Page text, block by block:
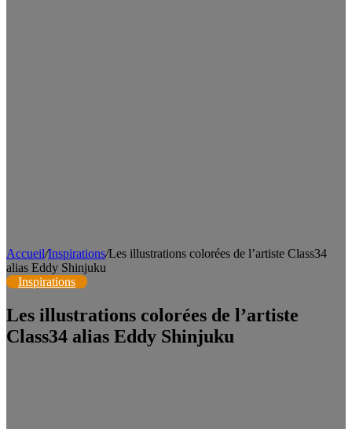
Accueil/Inspirations/Les illustrations colorées de l’artiste Class34
alias Eddy Shinjuku
Inspirations
Les illustrations colorées de l’artiste
Class34 alias Eddy Shinjuku